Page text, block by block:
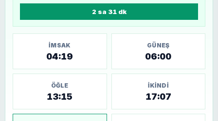
2 sa 31 dk
İMSAK
04:19
GÜNEŞ
06:00
ÖĞLE
13:15
İKINDI
17:07